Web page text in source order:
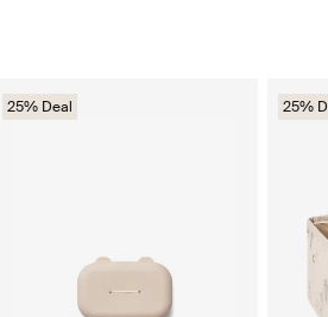
25% Deal 25%